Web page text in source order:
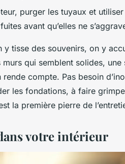
purger les tuyaux et
avant qu’elles ne
y tisse des souvenirs, on y
qui semblent solides, une
rende compte. Pas besoin
les fondations, à faire
la première pierre de
votre intérieur